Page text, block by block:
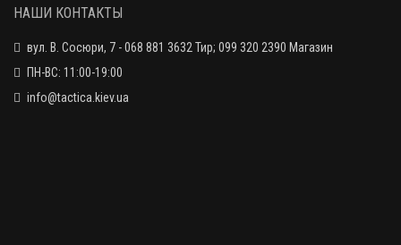
Патрон Black Mark Hunters Club HC36 12/70, дробь №2/0 в
НАШИ КОНТАКТЫ
вул. В. Сосюри, 7 - 068 881 3632 Тир; 099 320 2390 Магазин
ПН-ВС: 11:00-19:00
info@tactica.kiev.ua